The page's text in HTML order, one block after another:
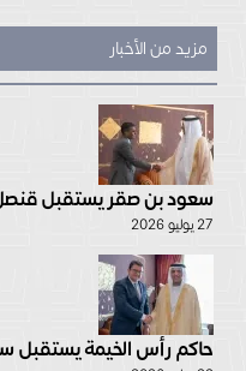
مزيد من الأخبار
سعود بن صقر يستقبل
27 يوليو 2026
حاكم رأس الخيمة يستقبل